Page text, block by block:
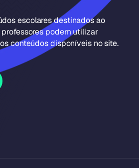
escolares destinados ao
podem utilizar
conteúdos disponíveis no site.